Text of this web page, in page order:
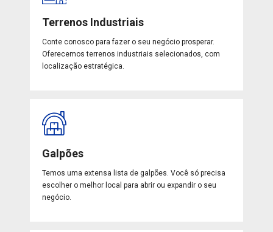
Terrenos Industriais
Conte conosco para fazer o seu negócio prosperar.
Oferecemos terrenos industriais selecionados, com
localização estratégica.
Galpões
Temos uma extensa lista de galpões. Você só precisa
escolher o melhor local para abrir ou expandir o seu
negócio.